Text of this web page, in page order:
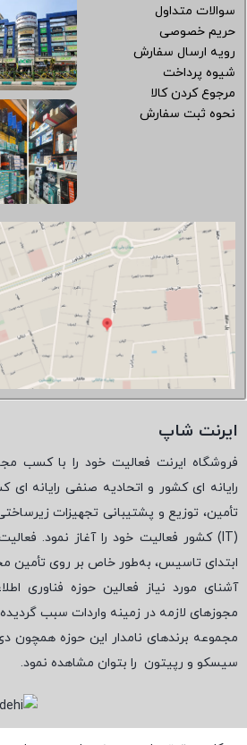
سوالات متداول
حریم خصوصی
رویه ارسال سفارش
شیوه پرداخت
مرجوع کردن کالا
نحوه ثبت سفارش
ایرنت شاپ
فروشگاه ایرنت فعالیت خود را با کسب
رایانه ای کشور و اتحادیه صنفی رایانه
تأمین، توزیع و پشتیبانی تجهیزات
(
IT) کشور فعالیت خود را آغاز نمود.
ابتدای تاسیس، به‌طور خاص بر روی تأمین
آشنای مورد نیاز فعالین حوزه فناوری
مجوزهای لازمه در زمینه واردات سبب
مجموعه برندهای نامدار این حوزه همچون
سیسکو و رپیتون را بتوان مشاهده نمود.